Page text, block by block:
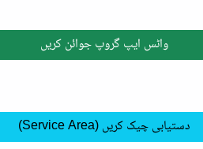
واٹس ایپ گروپ جوائن کریں
دستیابی چیک کریں (Service Area)